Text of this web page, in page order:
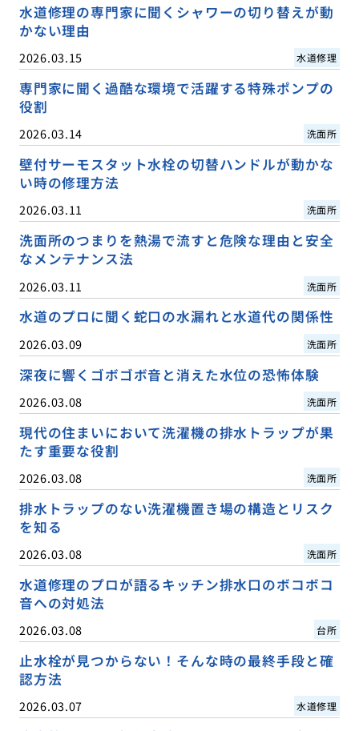
水道修理の専門家に聞くシャワーの切り替えが動
かない理由
2026.03.15 水道修理
専門家に聞く過酷な環境で活躍する特殊ポンプの
役割
2026.03.14 洗面所
壁付サーモスタット水栓の切替ハンドルが動かな
い時の修理方法
2026.03.11 洗面所
洗面所のつまりを熱湯で流すと危険な理由と安全
なメンテナンス法
2026.03.11 洗面所
水道のプロに聞く蛇口の水漏れと水道代の関係性
2026.03.09 洗面所
深夜に響くゴボゴボ音と消えた水位の恐怖体験
2026.03.08 洗面所
現代の住まいにおいて洗濯機の排水トラップが果
たす重要な役割
2026.03.08 洗面所
排水トラップのない洗濯機置き場の構造とリスク
を知る
2026.03.08 洗面所
水道修理のプロが語るキッチン排水口のボコボコ
音への対処法
2026.03.08 台所
止水栓が見つからない！そんな時の最終手段と確
認方法
2026.03.07 水道修理